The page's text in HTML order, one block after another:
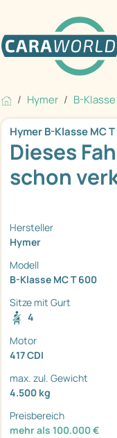
Hymer B-
Hymer B-Klasse MC
Dieses
schon
Hersteller
Hymer
Modell
B-Klasse MC T 600
Sitze mit Gurt
4
Motor
417 CDI
max. zul. Gewicht
4.500 kg
Preisbereich
mehr als 100.000 €